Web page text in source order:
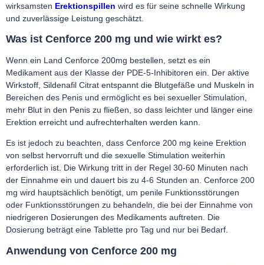
wirksamsten Erektionspillen wird es für seine schnelle Wirkung
und zuverlässige Leistung geschätzt.
Was ist Cenforce 200 mg und wie wirkt es?
Wenn ein Land Cenforce 200mg bestellen, setzt es ein
Medikament aus der Klasse der PDE-5-Inhibitoren ein. Der aktive
Wirkstoff, Sildenafil Citrat entspannt die Blutgefäße und Muskeln in
Bereichen des Penis und ermöglicht es bei sexueller Stimulation,
mehr Blut in den Penis zu fließen, so dass leichter und länger eine
Erektion erreicht und aufrechterhalten werden kann.
Es ist jedoch zu beachten, dass Cenforce 200 mg keine Erektion
von selbst hervorruft und die sexuelle Stimulation weiterhin
erforderlich ist. Die Wirkung tritt in der Regel 30-60 Minuten nach
der Einnahme ein und dauert bis zu 4-6 Stunden an. Cenforce 200
mg wird hauptsächlich benötigt, um penile Funktionsstörungen
oder Funktionsstörungen zu behandeln, die bei der Einnahme von
niedrigeren Dosierungen des Medikaments auftreten. Die
Dosierung beträgt eine Tablette pro Tag und nur bei Bedarf.
Anwendung von Cenforce 200 mg